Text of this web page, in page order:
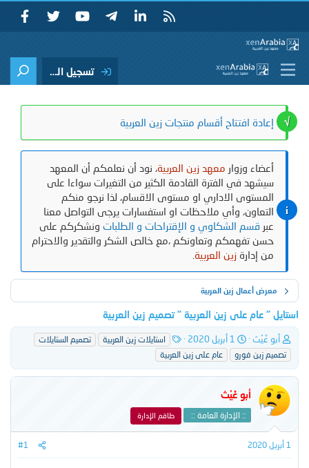
تسجيل الدخول
إعادة افتتاح أقسام منتجات زين العربية
أعضاء وزوار معهد زين العربية، نود أن نعلمكم أن المعهد
سيشهد في الفترة القادمة الكثير من التغيرات سواءا على
المستوى الاداري او مستوى الاقسام، لذا نرجو منكم
التعاون، وأي ملاحظات او استفسارات يرجى التواصل معنا
عبر قسم الشكاوي و الإقتراحات و الطلبات ونشكركم على
حسن تفهمكم وتعاونكم ،مع خالص الشكر والتقدير والاحترام
من إدارةزين العربية
معرض أعمال زين العربية
استايل " عام على زين العربية " تصميم زين العربية
ب
ا
د
ئ
ا
ل
م
و
و
أبو غَيْث
ا
ر
ي
خ
ا
ل
ب
1 أبريل 2020
ل
و
س
استايلات زين العربية
تصميم الستايلات
تصميم زين فورو
عام على زين العربية
أبو غَيْث
:: الإدارة العامة :: طاقم الإدارة
1 أبريل 2020 #1